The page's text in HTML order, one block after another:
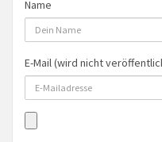
Name
E-Mail (wird nicht